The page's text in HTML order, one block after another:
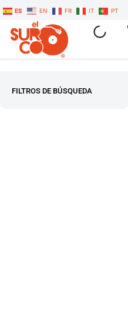
ES EN FR IT PT
FILTROS DE BÚSQUEDA